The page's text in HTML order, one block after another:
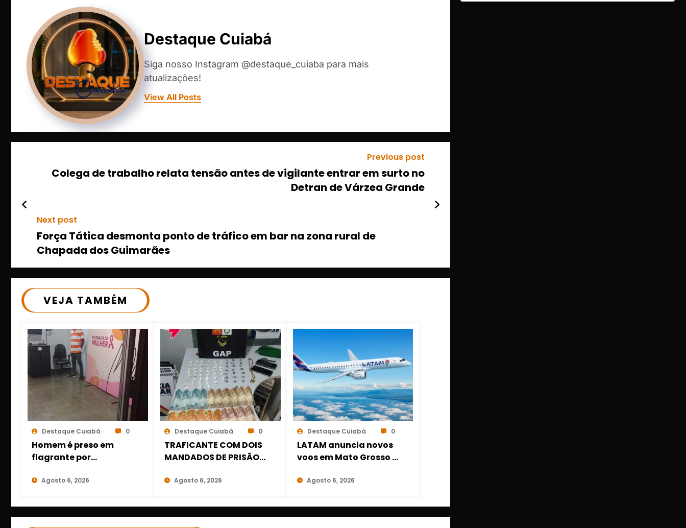
Destaque Cuiabá
Siga nosso Instagram @destaque_cuiaba para mais
atualizações!
View All Posts
Previous post
Colega de trabalho relata tensão antes de vigilante entrar em surto no
Detran de Várzea Grande
Next post
Força Tática desmonta ponto de tráfico em bar na zona rural de
Chapada dos Guimarães
VEJA TAMBÉM
Destaque Cuiabá 0
Homem é preso em
flagrante por
descumprir medida
protetiva em Cuiabá
botão do pânico
Agosto 6, 2026
Destaque Cuiabá 0
TRAFICANTE COM DOIS
MANDADOS DE PRISÃO É
PRESO COM DROGAS E
DINHEIRO NO 1º DE
Agosto 6, 2026
Destaque Cuiabá 0
LATAM anuncia novos
voos em Mato Grosso e
amplia conexões a
partir de Cuiabá e
Agosto 6, 2026